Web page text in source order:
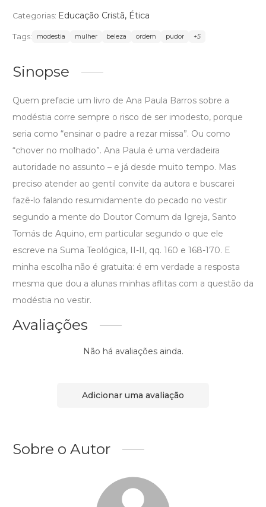
Categorias: Educação Cristã, Ética
Tags: modestia mulher beleza ordem pudor +5
Sinopse
Quem prefacie um livro de Ana Paula Barros sobre a
modéstia corre sempre o risco de ser imodesto, porque
seria como “ensinar o padre a rezar missa”. Ou como
“chover no molhado”. Ana Paula é uma verdadeira
autoridade no assunto – e já desde muito tempo. Mas
preciso atender ao gentil convite da autora e buscarei
fazê-lo falando resumidamente do pecado no vestir
segundo a mente do Doutor Comum da Igreja, Santo
Tomás de Aquino, em particular segundo o que ele
escreve na Suma Teológica, II-II, qq. 160 e 168-170. E
minha escolha não é gratuita: é em verdade a resposta
mesma que dou a alunas minhas aflitas com a questão da
modéstia no vestir.
Avaliações
Não há avaliações ainda.
Adicionar uma avaliação
Sobre o Autor